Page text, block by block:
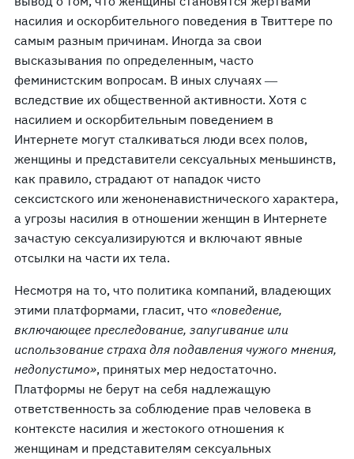
насилия и оскорбительного поведения в Твиттере по
самым разным причинам. Иногда за свои
высказывания по определенным, часто
феминистским вопросам. В иных случаях ―
вследствие их общественной активности. Хотя с
насилием и оскорбительным поведением в
Интернете могут сталкиваться люди всех полов,
женщины и представители сексуальных меньшинств,
как правило, страдают от нападок чисто
сексистского или женоненавистнического характера,
а угрозы насилия в отношении женщин в Интернете
зачастую сексуализируются и включают явные
отсылки на части их тела.
Несмотря на то, что политика компаний, владеющих
этими платформами, гласит, что «поведение,
включающее преследование, запугивание или
использование страха для подавления чужого мнения,
недопустимо», принятых мер недостаточно.
Платформы не берут на себя надлежащую
ответственность за соблюдение прав человека в
контексте насилия и жестокого отношения к
женщинам и представителям сексуальных